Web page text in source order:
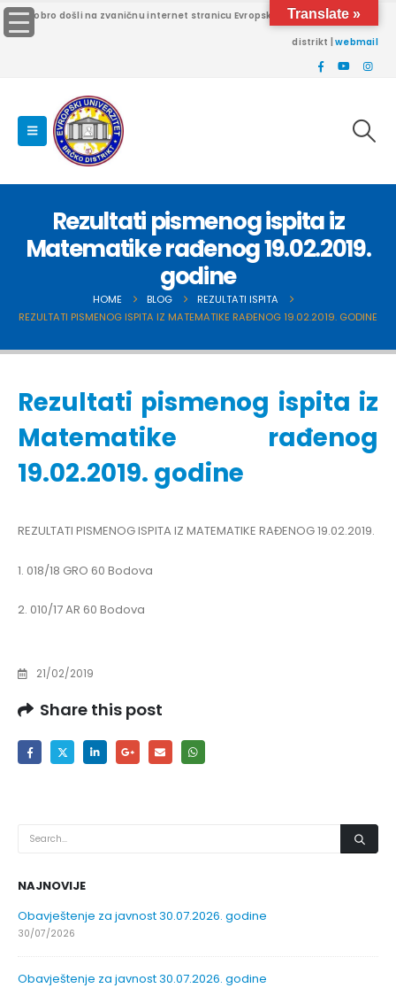
Dobro došli na zvaničnu internet stranicu Evropskog univerziteta Brčko
distrikt |webmail
Rezultati pismenog ispita iz
Matematike rađenog 19.02.2019.
godine
HOME BLOG
REZULTATI ISPITA
REZULTATI PISMENOG ISPITA IZ MATEMATIKE RAĐENOG 19.02.2019. GODINE
Rezultati pismenog ispita iz
Matematike rađenog
19.02.2019. godine
REZULTATI PISMENOG ISPITA IZ MATEMATIKE RAĐENOG 19.02.2019.
1. 018/18 GRO 60 Bodova
2. 010/17 AR 60 Bodova
21/02/2019
Share this post
NAJNOVIJE
Obavještenje za javnost 30.07.2026. godine
30/07/2026
Obavještenje za javnost 30.07.2026. godine
Translate »